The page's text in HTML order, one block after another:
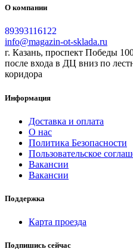
О компании
89393116122
info@magazin-ot-sklada.ru
г. Казань, проспект Победы
после входа в ДЦ вниз по
коридора
Информация
Доставка и оплата
О нас
Политика Безопасности
Пользовательское
Вакансии
Вакансии
Поддержка
Карта проезда
Подпишись сейчас